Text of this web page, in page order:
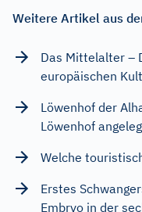
Weitere Artikel aus
Das Mittelalter –
europäischen
Löwenhof der
Löwenhof
Welche
Erstes
Embryo in der